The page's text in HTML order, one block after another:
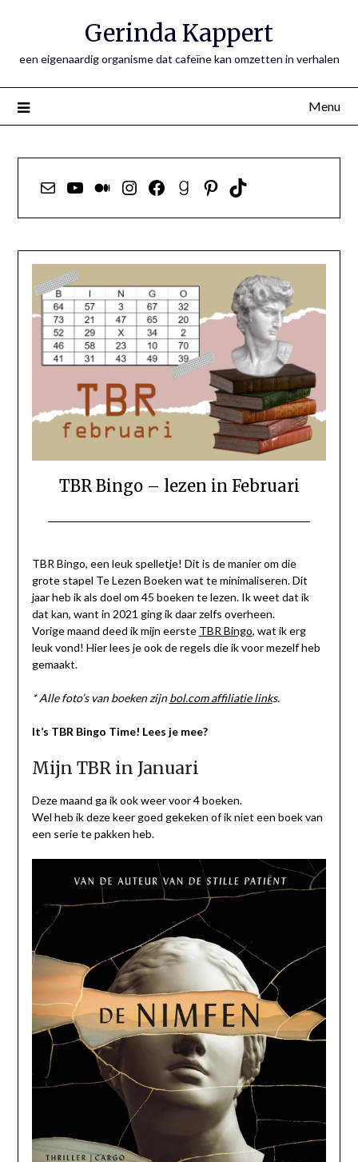
Gerinda Kappert
een eigenaardig organisme dat cafeïne kan omzetten in verhalen
Menu
E-mailYouTube
Medium
Instagram
Facebook
Goodreads
Pinterest
TikTok
TBR Bingo – lezen in Februari
1
februari
2022
TBR Bingo, een leuk spelletje! Dit is de manier om die
grote stapel Te Lezen Boeken wat te minimaliseren. Dit
jaar heb ik als doel om 45 boeken te lezen. Ik weet dat ik
dat kan, want in 2021 ging ik daar zelfs overheen.
Vorige maand deed ik mijn eerste TBR Bingo, wat ik erg
leuk vond! Hier lees je ook de regels die ik voor mezelf heb
gemaakt.
* Alle foto’s van boeken zijnbol.com affiliatie links.
It’s TBR Bingo Time! Lees je mee?
Mijn TBR in Januari
Deze maand ga ik ook weer voor 4 boeken.
Wel heb ik deze keer goed gekeken of ik niet een boek van
een serie te pakken heb.